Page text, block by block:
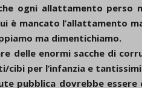
ogni allattamento perso
è mancato l’allattamento
ma dimentichiamo.
delle enormi sacche di
per l’infanzia e
pubblica dovrebbe